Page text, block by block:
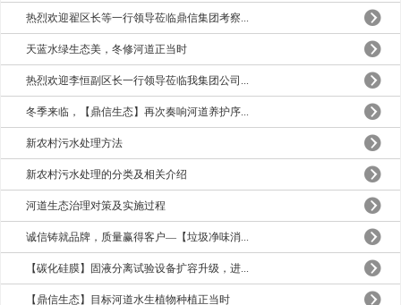
热烈欢迎翟区长等一行领导莅临鼎信集团考察...
天蓝水绿生态美，冬修河道正当时
热烈欢迎李恒副区长一行领导莅临我集团公司...
冬季来临，【鼎信生态】再次奏响河道养护序...
新农村污水处理方法
新农村污水处理的分类及相关介绍
河道生态治理对策及实施过程
诚信铸就品牌，质量赢得客户—【垃圾净味消...
【碳化硅膜】固液分离试验设备扩容升级，进...
【鼎信生态】目标河道水生植物种植正当时